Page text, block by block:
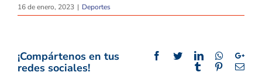
16 de enero, 2023 | Deportes
¡Compártenos en tus
redes sociales!
Facebook
TwitterLinkedInWhatsapp
Tumblr Pinterest